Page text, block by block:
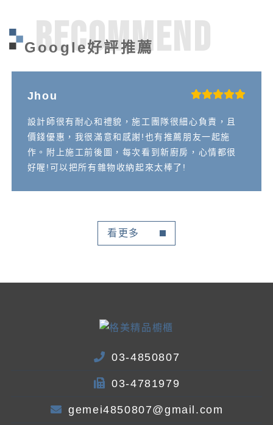
Google好評推薦
Recommend
Jhou
設計師很有耐心和禮貌，施工團隊很細心負責，且
價錢優惠，我很滿意和感謝!也有推薦朋友一起施
作。附上施工前後圖，每次看到新廚房，心情都很
好喔!可以把所有雜物收納起來太棒了!
看更多
03-4850807
03-4781979
gemei4850807@gmail.com